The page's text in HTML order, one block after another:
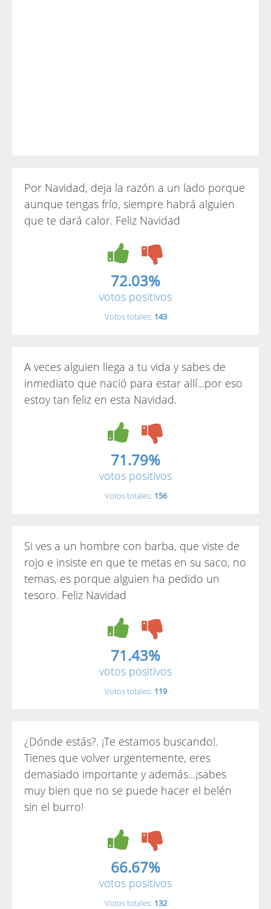
Por Navidad, deja la razón a un lado porque
aunque tengas frío, siempre habrá alguien
que te dará calor. Feliz Navidad
72.03%
votos positivos
Votos totales: 143
A veces alguien llega a tu vida y sabes de
inmediato que nació para estar allí...por eso
estoy tan feliz en esta Navidad.
71.79%
votos positivos
Votos totales: 156
Si ves a un hombre con barba, que viste de
rojo e insiste en que te metas en su saco, no
temas, es porque alguien ha pedido un
tesoro. Feliz Navidad
71.43%
votos positivos
Votos totales: 119
¿Dónde estás?. ¡Te estamos buscando!.
Tienes que volver urgentemente, eres
demasiado importante y además...¡sabes
muy bien que no se puede hacer el belén
sin el burro!
66.67%
votos positivos
Votos totales: 132